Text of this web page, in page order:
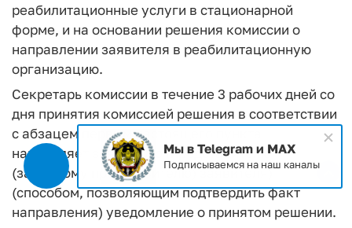
реабилитационные услуги в стационарной
форме, и на основании решения комиссии о
направлении заявителя в реабилитационную
организацию.
Секретарь комиссии в течение 3 рабочих дней со
дня принятия комиссией решения в соответствии
с абзацем первым настоящего пункта
направляет заявителю (представителю
(законному представителю) заявителя)
(способом, позволяющим подтвердить факт
направления) уведомление о принятом решении.
Мы в Telegram и MAX
Подписываемся на наш каналы